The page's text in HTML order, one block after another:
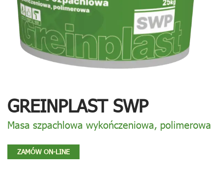
GREINPLAST SWP
Masa szpachlowa wykończeniowa, polimerowa
ZAMÓW ON-LINE